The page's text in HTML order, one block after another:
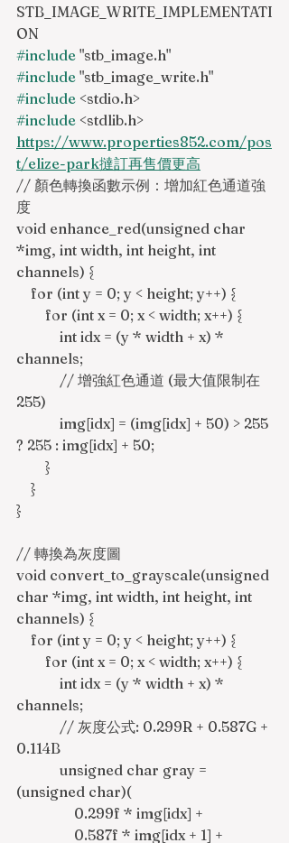
STB_IMAGE_WRITE_IMPLEMENTATI
ON
#include "stb_image.h"
#include "stb_image_write.h"
#include <stdio.h>
#include <stdlib.h>
https://www.properties852.com/pos
t/elize-park撻訂再售價更高
// 顏色轉換函數示例：增加紅色通道強
度
void enhance_red(unsigned char
*img, int width, int height, int
channels) {
    for (int y = 0; y < height; y++) {
        for (int x = 0; x < width; x++) {
channels;
255)
? 255 : img[idx] + 50;
        }
    }
}
// 轉換為灰度圖
void convert_to_grayscale(unsigned
char *img, int width, int height, int
channels) {
    for (int y = 0; y < height; y++) {
        for (int x = 0; x < width; x++) {
channels;
0.114B
(unsigned char)(
                0.299f * img[idx] +
                0.587f * img[idx + 1] +